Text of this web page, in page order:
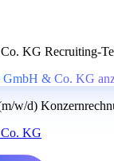
KG Recruiting-
& Co. KG
w/d)
KG